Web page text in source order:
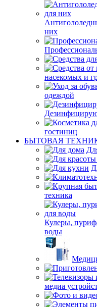
них
насекомых и
одеждой
гостиниц
БЫТОВАЯ
техника
Кулеры,
воды
медиа